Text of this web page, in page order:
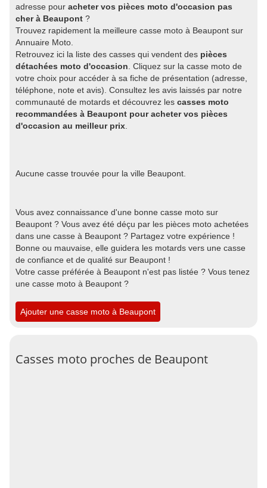
adresse pour acheter vos pièces moto d'occasion pas
cher à Beaupont ?
Trouvez rapidement la meilleure casse moto à Beaupont sur
Annuaire Moto.
Retrouvez ici la liste des casses qui vendent des pièces
détachées moto d'occasion . Cliquez sur la casse moto de
votre choix pour accéder à sa fiche de présentation (adresse,
téléphone, note et avis). Consultez les avis laissés par notre
communauté de motards et découvrez les casses moto
recommandées à Beaupont pour acheter vos pièces
d'occasion au meilleur prix
Aucune casse trouvée pour la ville Beaupont.
Vous avez connaissance d'une bonne casse moto sur
Beaupont ? Vous avez été déçu par les pièces moto achetées
dans une casse à Beaupont ? Partagez votre expérience !
Bonne ou mauvaise, elle guidera les motards vers une casse
de confiance et de qualité sur Beaupont !
Votre casse préférée à Beaupont n'est pas listée ? Vous tenez
une casse moto à Beaupont ?
Ajouter une casse moto à Beaupont
Casses moto proches de Beaupont